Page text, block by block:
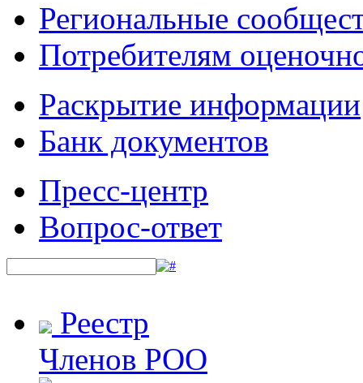
Региональные
Потребителям
Раскрытие информации
Банк документов
Пресс-центр
Вопрос-ответ
Реестр
Членов РОО